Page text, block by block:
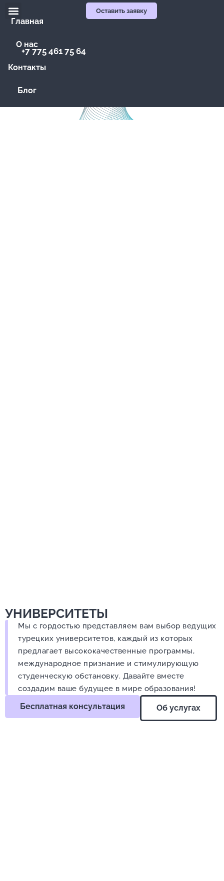
Главная
О нас
Контакты
Блог
+7 775 461 75 64
Оставить заявку
УНИВЕРСИТЕТЫ
Мы с гордостью представляем вам выбор ведущих
турецких университетов, каждый из которых
предлагает высококачественные программы,
международное признание и стимулирующую
студенческую обстановку. Давайте вместе
создадим ваше будущее в мире образования!
Бесплатная консультация Об услугах